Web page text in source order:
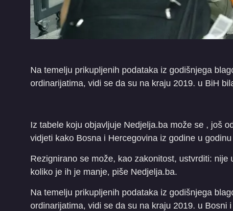
Na temelju prikupljenih podataka iz godišnjega
ordinarijatima, vidi se da su na kraju 2019. u BiH
Iz tabele koju objavljuje Nedjelja.ba može se , još
vidjeti kako Bosna i Hercegovina iz godine u
Rezignirano se može, kao zakonitost, ustvrditi:
koliko je ih je manje, piše Nedjelja.ba.
Na temelju prikupljenih podataka iz godišnjega
ordinarijatima, vidi se da su na kraju 2019. u